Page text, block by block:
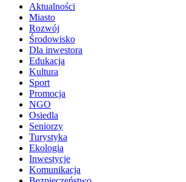
Aktualności
Miasto
Rozwój
Środowisko
Dla inwestora
Edukacja
Kultura
Sport
Promocja
NGO
Osiedla
Seniorzy
Turystyka
Ekologia
Inwestycje
Komunikacja